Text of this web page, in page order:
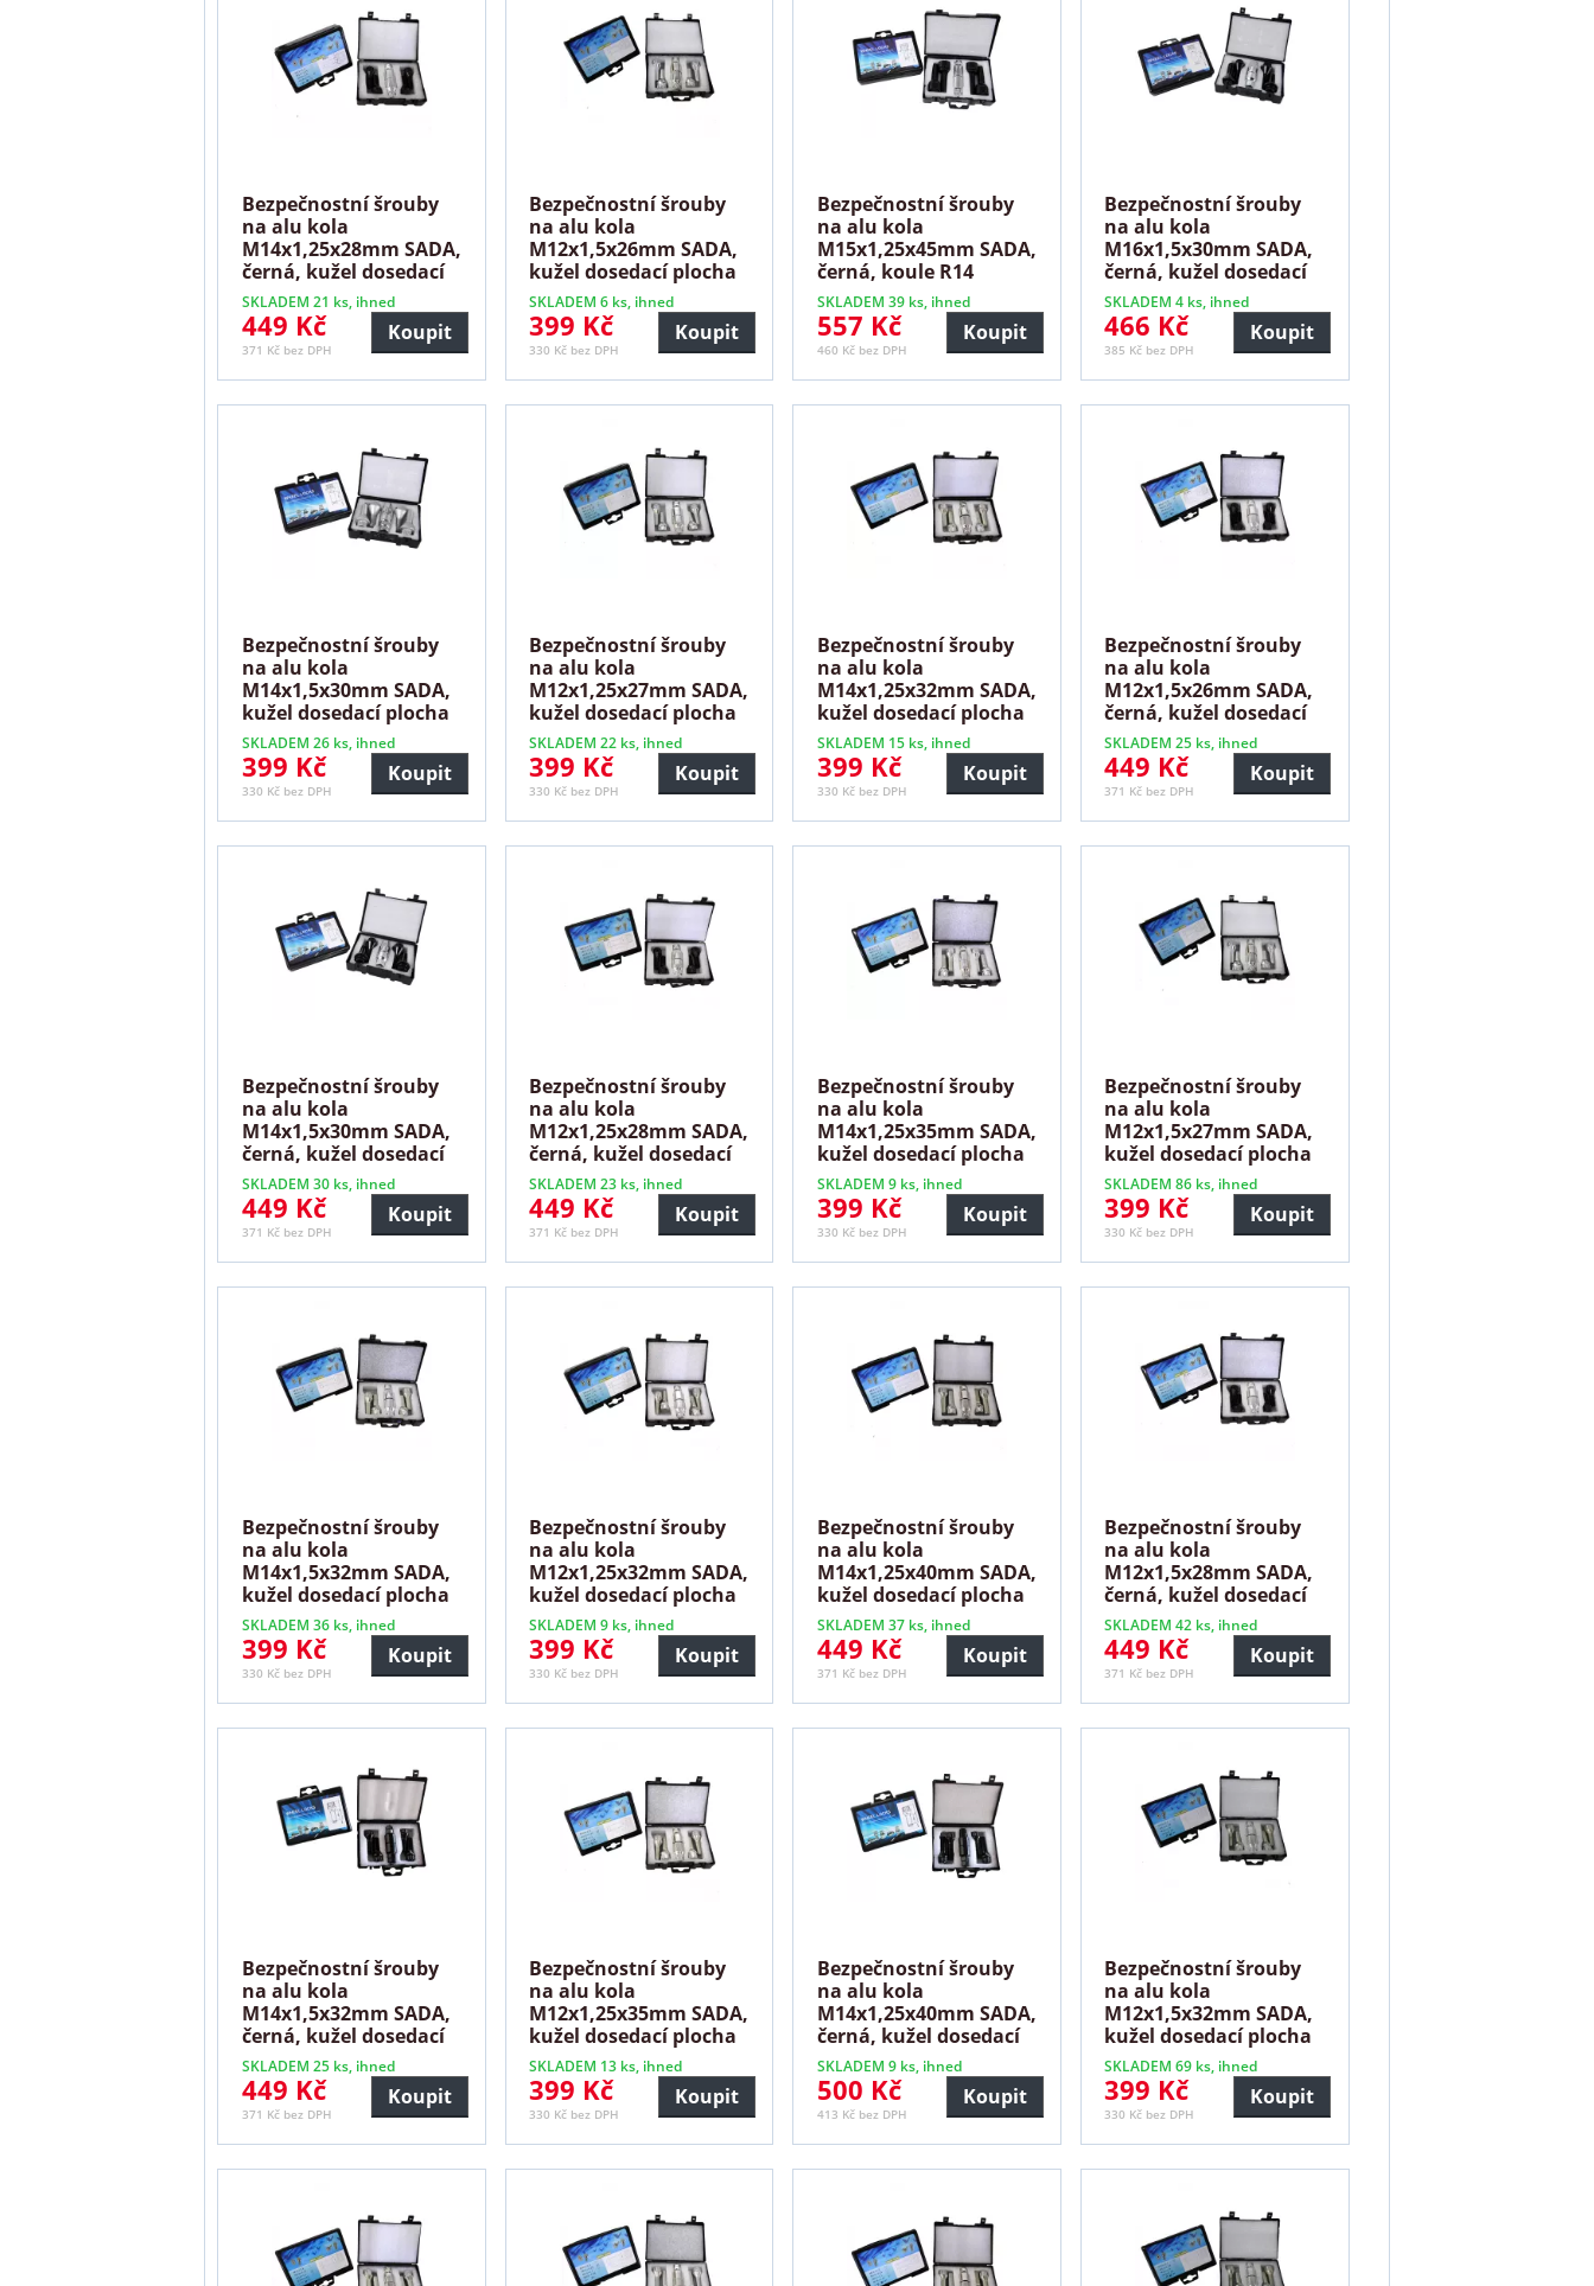
Bezpečnostní šrouby
na alu kola
M14x1,25x28mm SADA,
černá, kužel dosedací
plocha
SKLADEM 21 ks, ihned
449 Kč
371 Kč bez DPH
Koupit
Bezpečnostní šrouby
na alu kola
M12x1,5x26mm SADA,
kužel dosedací plocha
SKLADEM 6 ks, ihned
399 Kč
330 Kč bez DPH
Koupit
Bezpečnostní šrouby
na alu kola
M15x1,25x45mm SADA,
černá, koule R14
dosedací
SKLADEM 39 ks, ihned
557 Kč
460 Kč bez DPH
Koupit
Bezpečnostní šrouby
na alu kola
M16x1,5x30mm SADA,
černá, kužel dosedací
plocha
SKLADEM 4 ks, ihned
466 Kč
385 Kč bez DPH
Koupit
Bezpečnostní šrouby
na alu kola
M14x1,5x30mm SADA,
kužel dosedací plocha
SKLADEM 26 ks, ihned
399 Kč
330 Kč bez DPH
Koupit
Bezpečnostní šrouby
na alu kola
M12x1,25x27mm SADA,
kužel dosedací plocha
SKLADEM 22 ks, ihned
399 Kč
330 Kč bez DPH
Koupit
Bezpečnostní šrouby
na alu kola
M14x1,25x32mm SADA,
kužel dosedací plocha
SKLADEM 15 ks, ihned
399 Kč
330 Kč bez DPH
Koupit
Bezpečnostní šrouby
na alu kola
M12x1,5x26mm SADA,
černá, kužel dosedací
plocha
SKLADEM 25 ks, ihned
449 Kč
371 Kč bez DPH
Koupit
Bezpečnostní šrouby
na alu kola
M14x1,5x30mm SADA,
černá, kužel dosedací
plocha
SKLADEM 30 ks, ihned
449 Kč
371 Kč bez DPH
Koupit
Bezpečnostní šrouby
na alu kola
M12x1,25x28mm SADA,
černá, kužel dosedací
plocha
SKLADEM 23 ks, ihned
449 Kč
371 Kč bez DPH
Koupit
Bezpečnostní šrouby
na alu kola
M14x1,25x35mm SADA,
kužel dosedací plocha
SKLADEM 9 ks, ihned
399 Kč
330 Kč bez DPH
Koupit
Bezpečnostní šrouby
na alu kola
M12x1,5x27mm SADA,
kužel dosedací plocha
SKLADEM 86 ks, ihned
399 Kč
330 Kč bez DPH
Koupit
Bezpečnostní šrouby
na alu kola
M14x1,5x32mm SADA,
kužel dosedací plocha
SKLADEM 36 ks, ihned
399 Kč
330 Kč bez DPH
Koupit
Bezpečnostní šrouby
na alu kola
M12x1,25x32mm SADA,
kužel dosedací plocha
SKLADEM 9 ks, ihned
399 Kč
330 Kč bez DPH
Koupit
Bezpečnostní šrouby
na alu kola
M14x1,25x40mm SADA,
kužel dosedací plocha
SKLADEM 37 ks, ihned
449 Kč
371 Kč bez DPH
Koupit
Bezpečnostní šrouby
na alu kola
M12x1,5x28mm SADA,
černá, kužel dosedací
plocha
SKLADEM 42 ks, ihned
449 Kč
371 Kč bez DPH
Koupit
Bezpečnostní šrouby
na alu kola
M14x1,5x32mm SADA,
černá, kužel dosedací
plocha
SKLADEM 25 ks, ihned
449 Kč
371 Kč bez DPH
Koupit
Bezpečnostní šrouby
na alu kola
M12x1,25x35mm SADA,
kužel dosedací plocha
SKLADEM 13 ks, ihned
399 Kč
330 Kč bez DPH
Koupit
Bezpečnostní šrouby
na alu kola
M14x1,25x40mm SADA,
černá, kužel dosedací
plocha
SKLADEM 9 ks, ihned
500 Kč
413 Kč bez DPH
Koupit
Bezpečnostní šrouby
na alu kola
M12x1,5x32mm SADA,
kužel dosedací plocha
SKLADEM 69 ks, ihned
399 Kč
330 Kč bez DPH
Koupit